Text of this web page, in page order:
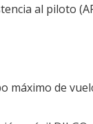
al piloto
máximo de